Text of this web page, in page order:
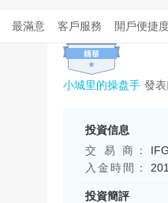
最滿意 客戶服務 開戶便捷
小城里的操盘手 發
投資信息
交 易 商：
入金時間：
投資簡評